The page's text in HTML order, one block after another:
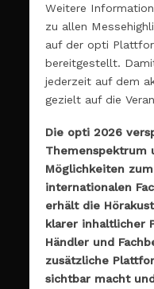
Weitere
zu allen
auf der opti
bereitgestellt.
jederzeit auf dem
gezielt auf die
Die opti 2026
Themenspektrum
Möglichkeiten
internationalen
erhält die
klarer inhaltlicher
Händler und
zusätzliche
sichtbar macht